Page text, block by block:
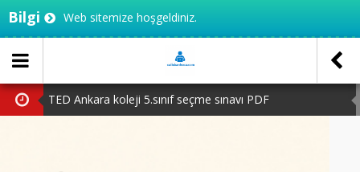
Bilgi Web sitemize hoşgeldiniz.
TED Ankara koleji 5.sınıf seçme sınavı PDF